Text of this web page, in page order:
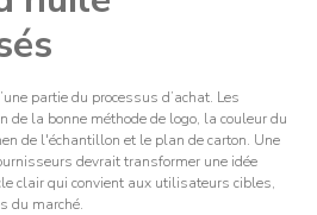
partie du processus d’achat. Les
de la bonne méthode de logo, la couleur du
de l'échantillon et le plan de carton. Une
devrait transformer une idée
clair qui convient aux utilisateurs cibles,
du marché.